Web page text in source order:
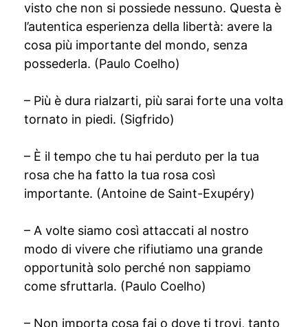
visto che non si possiede nessuno. Questa è
l’autentica esperienza della libertà: avere la
cosa più importante del mondo, senza
possederla. (Paulo Coelho)
– Più è dura rialzarti, più sarai forte una volta
tornato in piedi. (Sigfrido)
– È il tempo che tu hai perduto per la tua
rosa che ha fatto la tua rosa così
importante. (Antoine de Saint-Exupéry)
– A volte siamo così attaccati al nostro
modo di vivere che rifiutiamo una grande
opportunità solo perché non sappiamo
come sfruttarla. (Paulo Coelho)
– Non importa cosa fai o dove ti trovi, tanto